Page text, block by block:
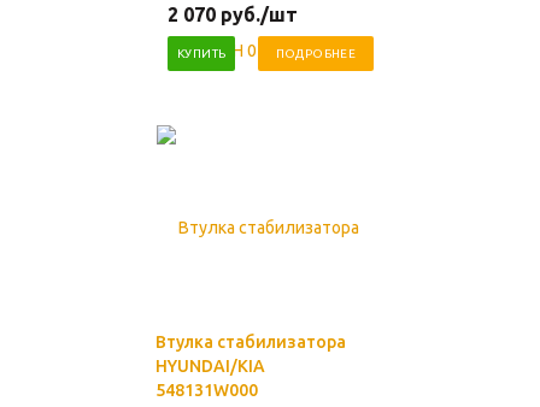
2 070 руб./шт
КУПИТЬ ПОДРОБНЕЕ
Втулка стабилизатора
HYUNDAI/KIA
548131W000